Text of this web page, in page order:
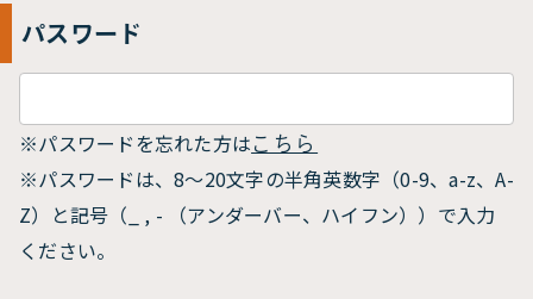
パスワード
※パスワードを忘れた方は こちら
※パスワードは、8〜20文字の半角英数字（0-9、a-z、A-
Z）と記号（_ , - （アンダーバー、ハイフン））で入力
ください。